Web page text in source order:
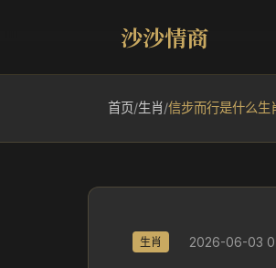
沙沙情商
首页/生肖/信步而行是什么生
生肖 2026-06-03